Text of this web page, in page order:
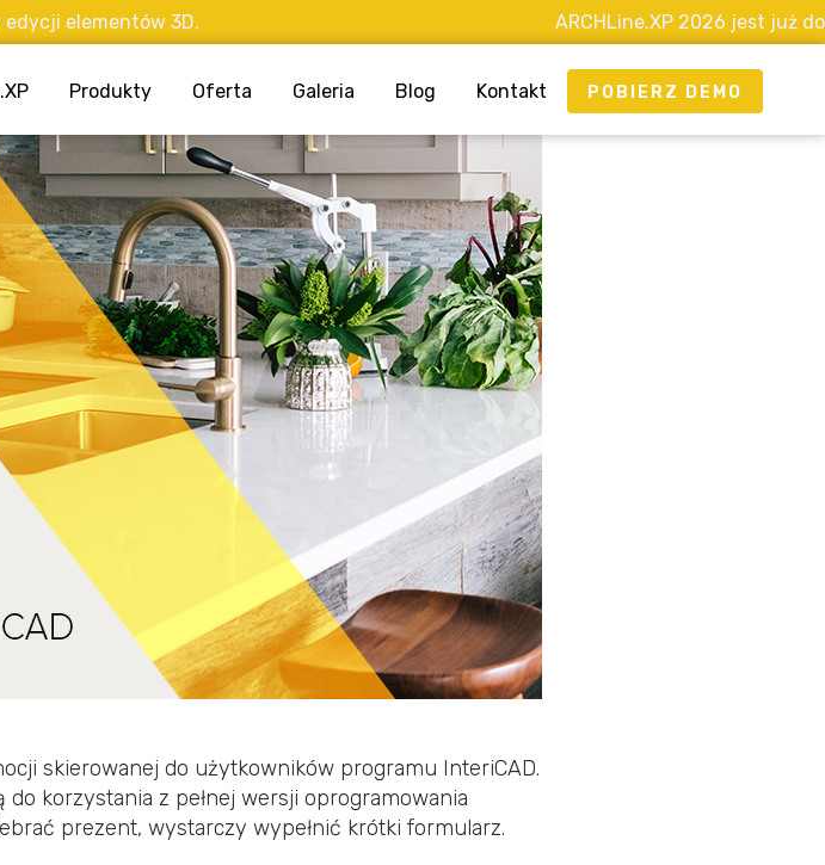
3D. ARCHLine.XP 2026 jest już dostępny!
Produkty Oferta Galeria Blog Kontakt POBIERZ DEMO
skierowanej do użytkowników programu InteriCAD.
korzystania z pełnej wersji oprogramowania
prezent, wystarczy wypełnić krótki formularz.